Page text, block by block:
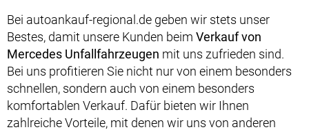
Bei autoankauf-regional.de geben wir stets unser
Bestes, damit unsere Kunden beim Verkauf von
Mercedes Unfallfahrzeugen mit uns zufrieden sind.
Bei uns profitieren Sie nicht nur von einem besonders
schnellen, sondern auch von einem besonders
komfortablen Verkauf. Dafür bieten wir Ihnen
zahlreiche Vorteile, mit denen wir uns von anderen